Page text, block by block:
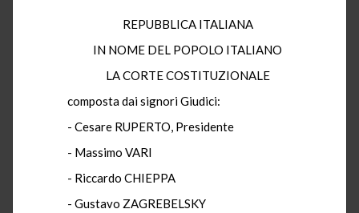
REPUBBLICA ITALIANA
IN NOME DEL POPOLO ITALIANO
LA CORTE COSTITUZIONALE
composta dai signori Giudici:
- Cesare RUPERTO, Presidente
- Massimo VARI
- Riccardo CHIEPPA
- Gustavo ZAGREBELSKY